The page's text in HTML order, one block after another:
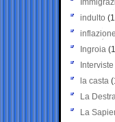
indulto
inflazione
Ingroia
Interviste
la casta
La
La